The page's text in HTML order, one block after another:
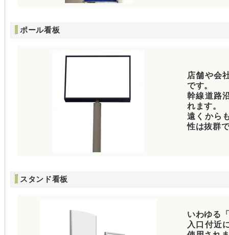
ポール看板
店舗や会
です。
幹線道路
れます。
遠くから
性は抜群
スタンド看板
いわゆる
入口付近